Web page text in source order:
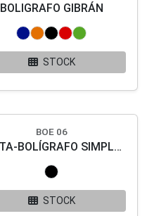
BOLIGRAFO GIBRÁN
STOCK
BOE 06
PORTA-BOLÍGRAFO SIMPLE FLAT.
STOCK